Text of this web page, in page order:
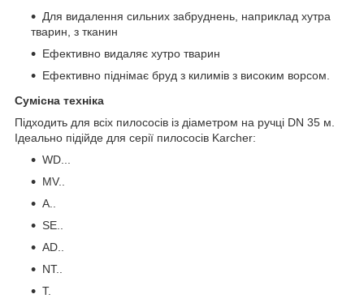
Для видалення сильних забруднень, наприклад хутра
тварин, з тканин
Ефективно видаляє хутро тварин
Ефективно піднімає бруд з килимів з високим ворсом.
Сумісна техніка
Підходить для всіх пилососів із діаметром на ручці DN 35 м.
Ідеально підійде для серії пилососів Karcher:
WD...
MV..
А..
SE..
AD..
NT..
T.